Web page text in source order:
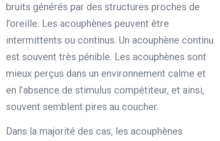
bruits générés par des structures proches de
l’oreille. Les acouphènes peuvent être
intermittents ou continus. Un acouphène continu
est souvent très pénible. Les acouphènes sont
mieux perçus dans un environnement calme et
en l’absence de stimulus compétiteur, et ainsi,
souvent semblent pires au coucher.
Dans la majorité des cas, les acouphènes